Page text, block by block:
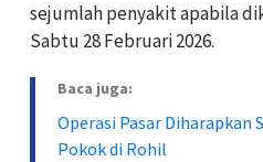
sejumlah penyakit apabila
Sabtu 28 Februari 2026.
Baca juga:
Operasi Pasar Diharapkan
Pokok di Rohil